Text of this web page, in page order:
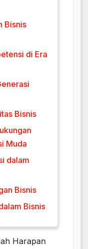
Bisnis
di Era
Bisnis
Muda
dalam
Bisnis
Bisnis
Harapan